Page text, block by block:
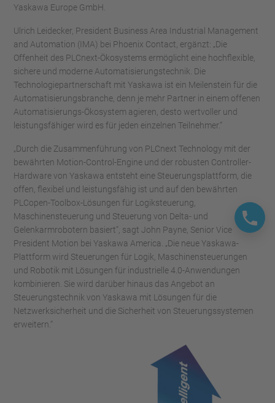
Yaskawa Europe GmbH.
Ulrich Leidecker, President Business Area Industrial Management
and Automation (IMA) bei Phoenix Contact, ergänzt: „Die
Offenheit des PLCnext-Ökosystems ermöglicht eine hochflexible,
sichere und moderne Automatisierungstechnik. Die
Technologiepartnerschaft mit Yaskawa ist ein Meilenstein für die
Automatisierungsbranche, denn je mehr Partner in einem offenen
Automatisierungs-Ökosystem agieren, desto wertvoller und
leistungsfähiger wird es für jeden einzelnen Teilnehmer.“
„Durch die Zusammenführung von PLCnext Technology mit der
bewährten Motion-Control-Engine und der robusten Controller-
Hardware von Yaskawa entsteht eine Steuerungsplattform, die
offen, flexibel und leistungsfähig ist und auf den bewährten
PLCopen-Toolbox-Lösungen für Logiksteuerung,
Maschinensteuerung und Steuerung von Delta- und
Gelenkarmrobotern basiert”, sagt John Payne, Senior Vice
President Motion bei Yaskawa America. „Die neue Yaskawa-
Plattform wird Steuerungen für Logik, Maschinensteuerungen
und Robotik mit Lösungen für industrielle 4.0-Anwendungen
kombinieren. Sie wird darüber hinaus das Angebot an
Steuerungstechnik von Yaskawa mit Lösungen für die
Netzwerksicherheit und die Sicherheit von Steuerungssystemen
erweitern.“